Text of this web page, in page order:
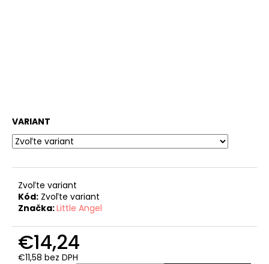
VARIANT
Zvoľte variant
Kód: Zvoľte variant
Značka:Little Angel
€14,24
€11,58 bez DPH
-
ČIERNA
€32,57
Pôvodne: